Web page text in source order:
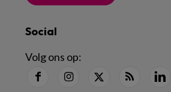
Social
Volg ons op: